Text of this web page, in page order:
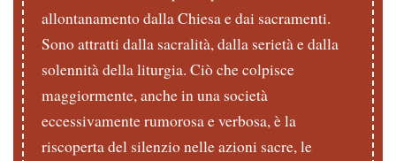
allontanamento dalla Chiesa e dai sacramenti.
Sono attratti dalla sacralità, dalla serietà e dalla
solennità della liturgia. Ciò che colpisce
maggiormente, anche in una società
eccessivamente rumorosa e verbosa, è la
riscoperta del silenzio nelle azioni sacre, le